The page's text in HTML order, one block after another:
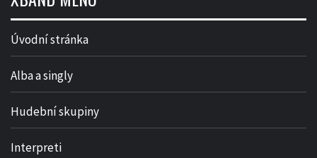
Úvodní stránka
Alba a singly
Hudební skupiny
Interpreti